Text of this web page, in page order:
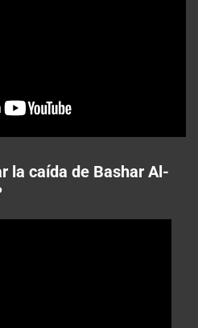
la caída de Bashar Al-